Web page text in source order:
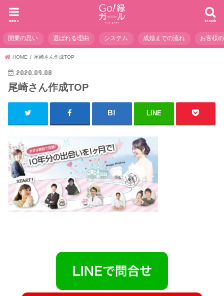
search
menu
開業の思い 選ばれる理由 システム 成婚までの流れ お客様
HOME 尾崎さん作成TOP
2020.09.08
尾崎さん作成TOP
LINE